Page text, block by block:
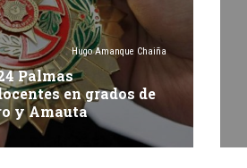
Hugo Amanque Chaiña
Palmas
en grados de
y Amauta